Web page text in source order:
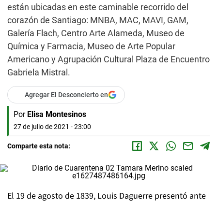
están ubicadas en este caminable recorrido del
corazón de Santiago: MNBA, MAC, MAVI, GAM,
Galería Flach, Centro Arte Alameda, Museo de
Química y Farmacia, Museo de Arte Popular
Americano y Agrupación Cultural Plaza de Encuentro
Gabriela Mistral.
Agregar El Desconcierto en
Por Elisa Montesinos
27 de julio de 2021 - 23:00
Comparte esta nota:
El 19 de agosto de 1839, Louis Daguerre presentó ante